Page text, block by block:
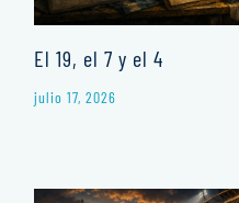
El 19, el 7 y el 4
julio 17, 2026